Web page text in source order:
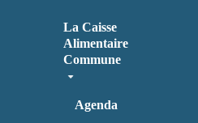
La Caisse
Alimentaire
Commune
Agenda